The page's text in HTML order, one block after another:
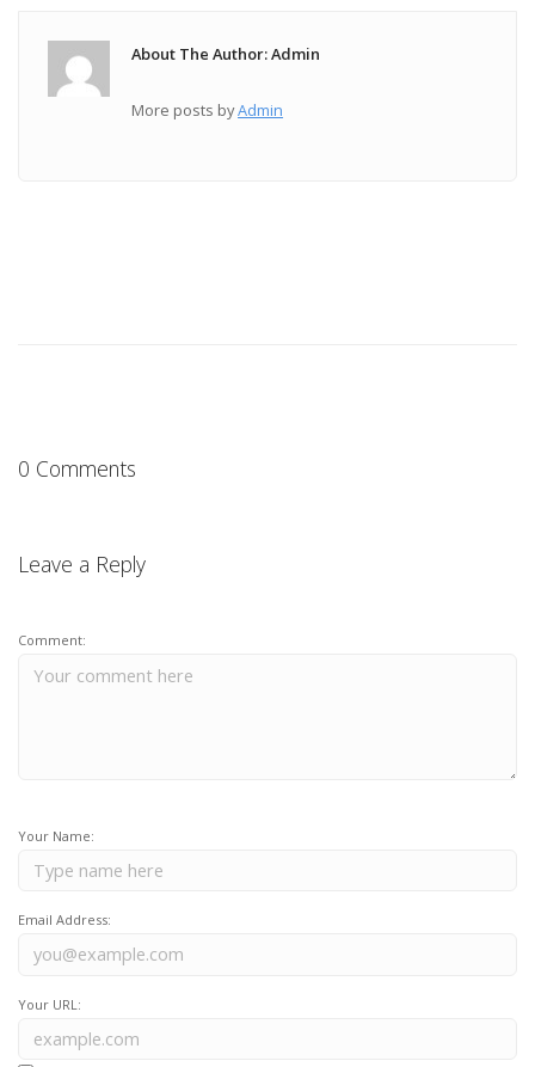
About The Author: Admin
More posts byAdmin
0 Comments
Leave a Reply
Comment:
Your Name:
Email Address:
Your URL: